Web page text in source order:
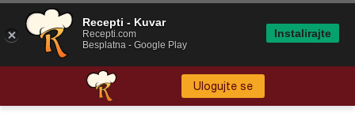
Ulogujte se
Recepti - Kuvar
Recepti.com
Besplatna - Google Play
Instalirajte